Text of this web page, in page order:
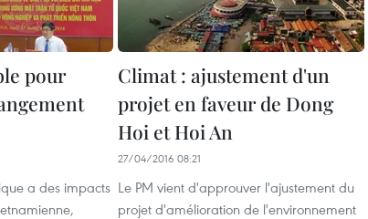
pour
a des impacts
Climat : ajustement d'un
projet en faveur de Dong
Hoi et Hoi An
27/04/2016 08:21
Le PM vient d'approuver l'ajustement du
projet d'amélioration de l'environnement